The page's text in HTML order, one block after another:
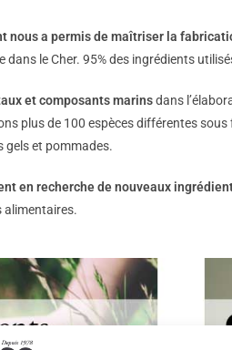
a permis de maîtriser la
le Cher. 95% des ingrédients
et composants marinsdans
plus de 100 espèces différentes
gels et pommades.
en recherche de nouveaux
alimentaires.